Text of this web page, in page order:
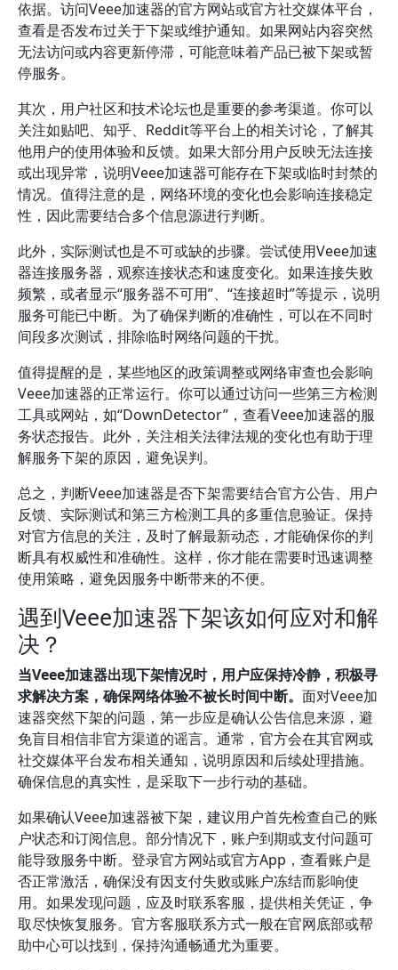
依据。访问Veee加速器的官方网站或官方社交媒体平台，
查看是否发布过关于下架或维护通知。如果网站内容突然
无法访问或内容更新停滞，可能意味着产品已被下架或暂
停服务。
其次，用户社区和技术论坛也是重要的参考渠道。你可以
关注如贴吧、知乎、Reddit等平台上的相关讨论，了解其
他用户的使用体验和反馈。如果大部分用户反映无法连接
或出现异常，说明Veee加速器可能存在下架或临时封禁的
情况。值得注意的是，网络环境的变化也会影响连接稳定
性，因此需要结合多个信息源进行判断。
此外，实际测试也是不可或缺的步骤。尝试使用Veee加速
器连接服务器，观察连接状态和速度变化。如果连接失败
频繁，或者显示“服务器不可用”、“连接超时”等提示，说明
服务可能已中断。为了确保判断的准确性，可以在不同时
间段多次测试，排除临时网络问题的干扰。
值得提醒的是，某些地区的政策调整或网络审查也会影响
Veee加速器的正常运行。你可以通过访问一些第三方检测
工具或网站，如“DownDetector”，查看Veee加速器的服
务状态报告。此外，关注相关法律法规的变化也有助于理
解服务下架的原因，避免误判。
总之，判断Veee加速器是否下架需要结合官方公告、用户
反馈、实际测试和第三方检测工具的多重信息验证。保持
对官方信息的关注，及时了解最新动态，才能确保你的判
断具有权威性和准确性。这样，你才能在需要时迅速调整
使用策略，避免因服务中断带来的不便。
遇到Veee加速器下架该如何应对和解
决？
当Veee加速器出现下架情况时，用户应保持冷静，积极寻
求解决方案，确保网络体验不被长时间中断。 面对Veee加
速器突然下架的问题，第一步应是确认公告信息来源，避
免盲目相信非官方渠道的谣言。通常，官方会在其官网或
社交媒体平台发布相关通知，说明原因和后续处理措施。
确保信息的真实性，是采取下一步行动的基础。
如果确认Veee加速器被下架，建议用户首先检查自己的账
户状态和订阅信息。部分情况下，账户到期或支付问题可
能导致服务中断。登录官方网站或官方App，查看账户是
否正常激活，确保没有因支付失败或账户冻结而影响使
用。如果发现问题，应及时联系客服，提供相关凭证，争
取尽快恢复服务。官方客服联系方式一般在官网底部或帮
助中心可以找到，保持沟通畅通尤为重要。